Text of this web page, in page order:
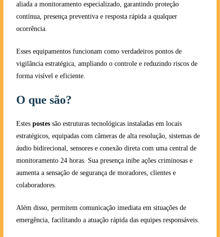
aliada a monitoramento especializado, garantindo proteção
contínua, presença preventiva e resposta rápida a qualquer
ocorrência.
Esses equipamentos funcionam como verdadeiros pontos de
vigilância estratégica, ampliando o controle e reduzindo riscos de
forma visível e eficiente.
O que são?
Estes postessão estruturas tecnológicas instaladas em locais
estratégicos, equipadas com câmeras de alta resolução, sistemas de
áudio bidirecional, sensores e conexão direta com uma central de
monitoramento 24 horas. Sua presença inibe ações criminosas e
aumenta a sensação de segurança de moradores, clientes e
colaboradores.
Além disso, permitem comunicação imediata em situações de
emergência, facilitando a atuação rápida das equipes responsáveis.